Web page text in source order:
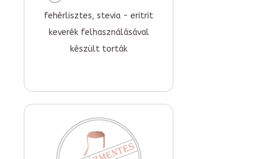
fehérlisztes, stevia - eritrit
keverék felhasználásával
készült torták